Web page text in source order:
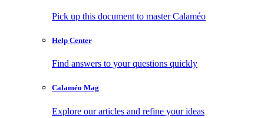
Pick up this document to master Calaméo
Help Center
Find answers to your questions quickly
Calaméo Mag
Explore our articles and refine your ideas